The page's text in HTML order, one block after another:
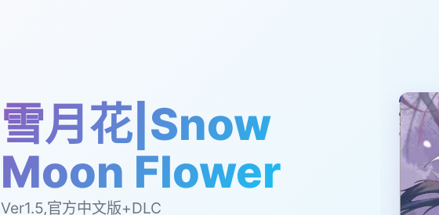
雪月花|Snow
Moon Flower
Ver1.5,官方中文版+DLC